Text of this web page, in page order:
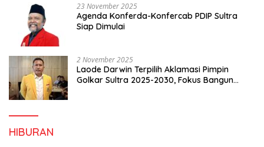
23 November 2025
Agenda Konferda-Konfercab PDIP Sultra
Siap Dimulai
2 November 2025
Laode Darwin Terpilih Aklamasi Pimpin
Golkar Sultra 2025-2030, Fokus Bangun
HIBURAN